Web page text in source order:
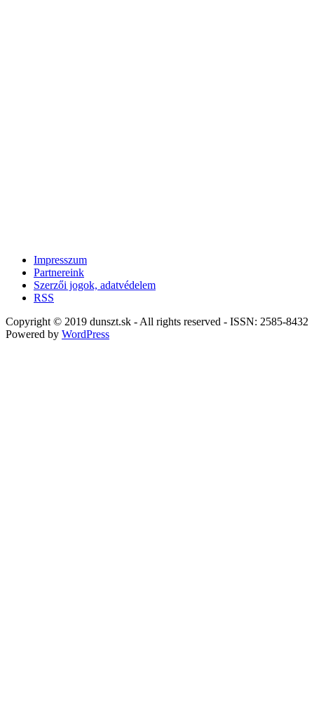
Impresszum
Partnereink
Szerzői jogok, adatvédelem
RSS
Copyright © 2019 dunszt.sk - All rights reserved - ISSN: 2585-8432
Powered by WordPress